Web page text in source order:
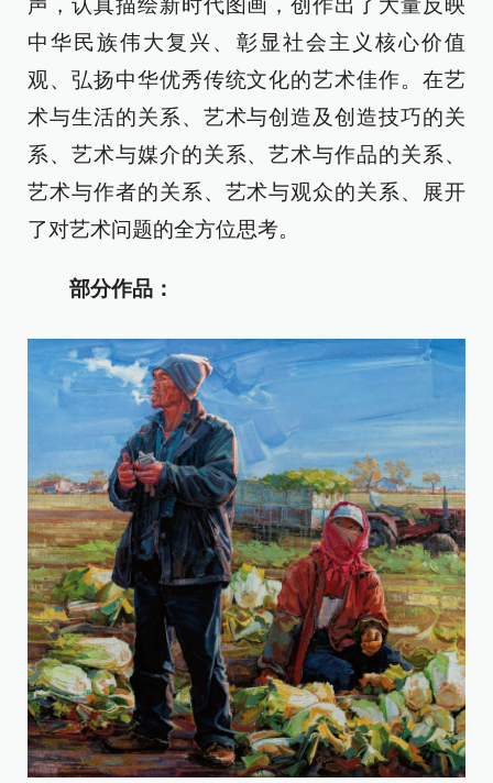
声，认真描绘新时代图画，创作出了大量反映
中华民族伟大复兴、彰显社会主义核心价值
观、弘扬中华优秀传统文化的艺术佳作。在艺
术与生活的关系、艺术与创造及创造技巧的关
系、艺术与媒介的关系、艺术与作品的关系、
艺术与作者的关系、艺术与观众的关系、展开
了对艺术问题的全方位思考。
部分作品：